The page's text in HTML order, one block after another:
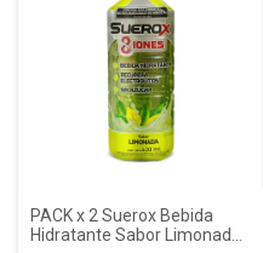
PACK x 2 Suerox Bebida
Hidratante Sabor Limonada